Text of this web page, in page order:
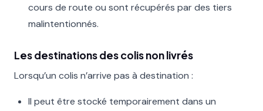
cours de route ou sont récupérés par des tiers
malintentionnés.
Les destinations des colis non livrés
Lorsqu’un colis n’arrive pas à destination :
Il peut être stocké temporairement dans un